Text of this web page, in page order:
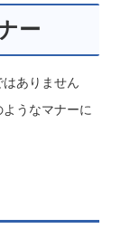
ー
ありません
うなマナーに